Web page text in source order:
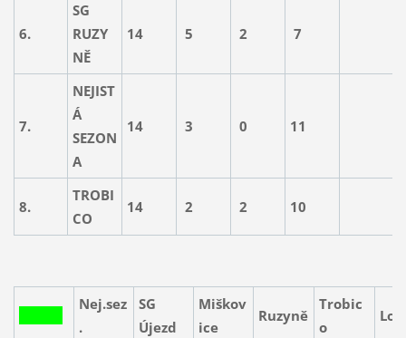
6.
SG
RUZY
NĚ
14 5 2 7
7.
NEJIST
Á
SEZON
A
14 3 0 11
8.
TROBI
CO
14 2 2 10
Nej.sez
.
SG
Újezd
Miškov
ice
Ruzyně
Trobic
o